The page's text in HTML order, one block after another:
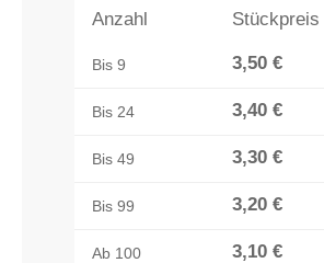
Anzahl Stückpreis
Bis 9 3,50 €
Bis 24 3,40 €
Bis 49 3,30 €
Bis 99 3,20 €
Ab 100 3,10 €